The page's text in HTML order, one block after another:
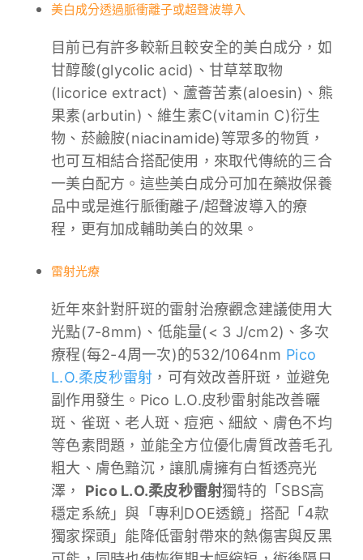
美白成分透過脈衝離子或超聲波導入
目前已有許多較新且較安全的美白成分，如
甘醇酸(glycolic acid)、甘草萃取物
(licorice extract)、蘆薈苦素(aloesin)、熊
果素(arbutin)、維生素C(vitamin C)衍生
物、菸鹼胺(niacinamide)等眾多的物質，
也可互相結合搭配使用，來取代傳統的三合
一美白配方。這些美白成分可加在藥妝保養
品中或是進行脈衝離子/超聲波導入的療
程，更有加成輔助美白的效果。
雷射光療
近年來針對肝斑的雷射治療觀念建議使用大
光點(7-8mm)、低能量(< 3 J/cm2)、多次
療程(每2-4周一次)的532/1064nm Pico
L.O.柔皮秒雷射 ，可有效改善肝斑，並避免
副作用發生。Pico L.O.皮秒雷射能改善曬
斑、雀斑、老人斑、痘疤、細紋、膚色不均
等色素問題，並能全方位優化膚質改善毛孔
粗大、膚色黯沉，讓肌膚擁有白皙透亮光
澤， Pico L.O.柔皮秒雷射獨特的「SBS高
穩定系統」與「專利DOE透鏡」搭配「4款
獨家探頭」能降低雷射帶來的熱傷害與反黑